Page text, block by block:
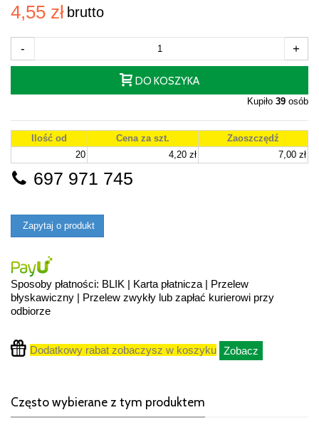
4,55 zł brutto
- +
DO KOSZYKA
Kupiło 39 osób
Ilość od Cena za szt.
Zaoszczędź
20
4,20 zł 7,00 zł
697 971 745
Zapytaj o produkt
Sposoby płatności: BLIK | Karta płatnicza | Przelew
błyskawiczny | Przelew zwykły lub zapłać kurierowi przy
odbiorze
Dodatkowy rabat zobaczysz w koszyku Zobacz
Często wybierane z tym produktem